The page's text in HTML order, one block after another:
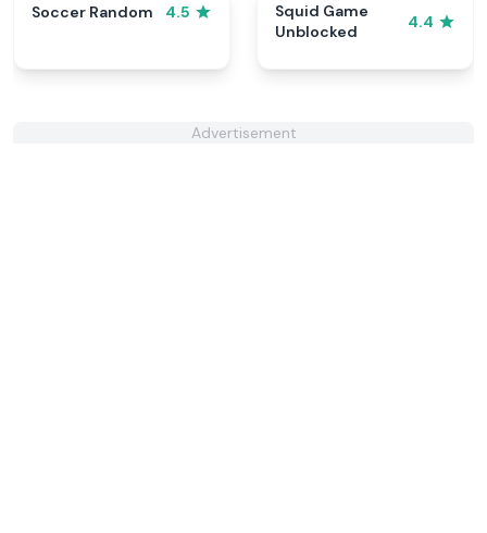
Soccer Random 4.5
Squid Game
Unblocked
4.4
Advertisement